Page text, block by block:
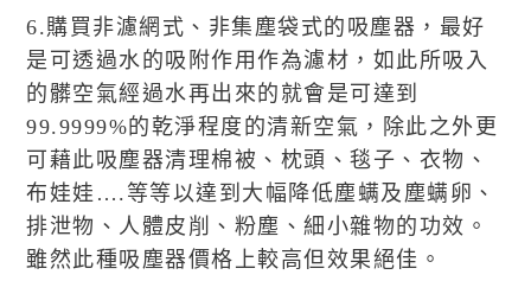
6.購買非濾網式、非集塵袋式的吸塵器，最好
是可透過水的吸附作用作為濾材，如此所吸入
的髒空氣經過水再出來的就會是可達到
99.9999%的乾淨程度的清新空氣，除此之外更
可藉此吸塵器清理棉被、枕頭、毯子、衣物、
布娃娃….等等以達到大幅降低塵螨及塵螨卵、
排泄物、人體皮削、粉塵、細小雜物的功效。
雖然此種吸塵器價格上較高但效果絕佳。